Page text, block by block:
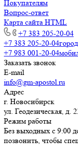
Покупателям
Вопрос-ответ
Карта сайта HTML
+7 383 205-20-04
+7 383 205-20-04
+7 983 001-20-04
Заказать звонок
E-mail
info@gm-apostol.ru
Адрес
г. Новосибирск
ул. Геодезическая, д.
Режим работы
Без выходных с 9:00
позвонить, чтобы